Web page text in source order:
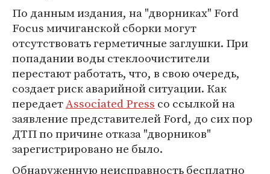
По данным издания, на "дворниках" Ford
Focus мичиганской сборки могут
отсутствовать герметичные заглушки. При
попадании воды стеклоочистители
перестают работать, что, в свою очередь,
создает риск аварийной ситуации. Как
передаетAssociated Press со ссылкой на
заявление представителей Ford, до сих пор
ДТП по причине отказа "дворников"
зарегистрировано не было.
Обнаруженную неисправность бесплатно